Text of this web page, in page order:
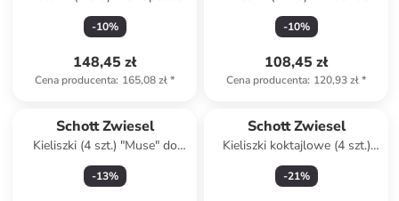
do szampana - 281 ml
-10%
148,45 zł
Cena producenta: 165,08 zł*
szampana - 238 ml
-10%
108,45 zł
Cena producenta: 120,93 zł*
Schott Zwiesel
Kieliszki (4 szt.) "Muse" do
czerwonego wina - 800 ml
-13%
Schott Zwiesel
Kieliszki koktajlowe (4 szt.)
"Special Party" - 305 ml
-21%